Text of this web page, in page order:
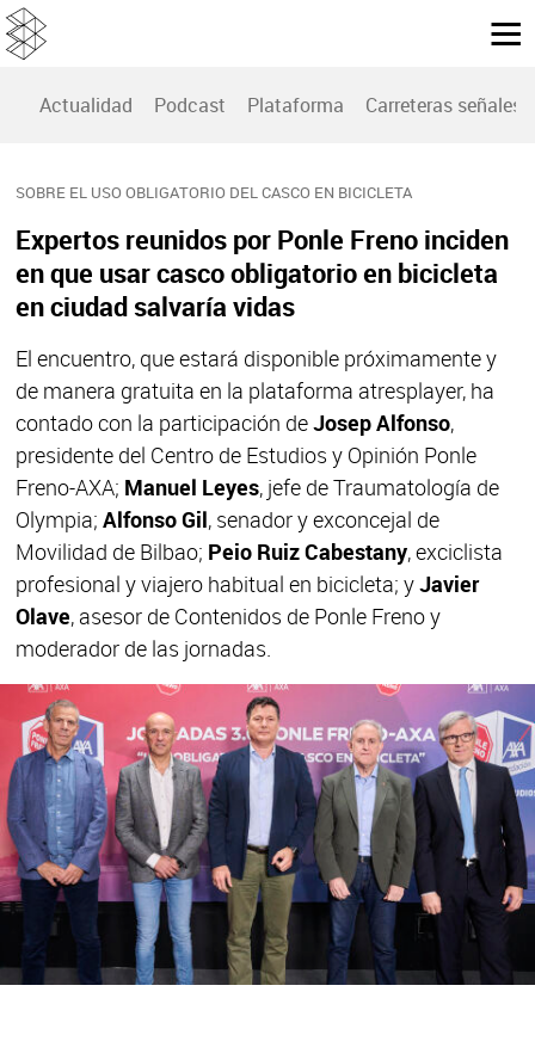
Actualidad Podcast Plataforma Carreteras señales
SOBRE EL USO OBLIGATORIO DEL CASCO EN BICICLETA
Expertos reunidos por Ponle Freno inciden
en que usar casco obligatorio en bicicleta
en ciudad salvaría vidas
El encuentro, que estará disponible próximamente y
de manera gratuita en la plataforma atresplayer, ha
contado con la participación deJosep Alfonso,
presidente del Centro de Estudios y Opinión Ponle
Freno-AXA; Manuel Leyes, jefe de Traumatología de
Olympia; Alfonso Gil, senador y exconcejal de
Movilidad de Bilbao; Peio Ruiz Cabestany, exciclista
profesional y viajero habitual en bicicleta; yJavier
Olave, asesor de Contenidos de Ponle Freno y
moderador de las jornadas.